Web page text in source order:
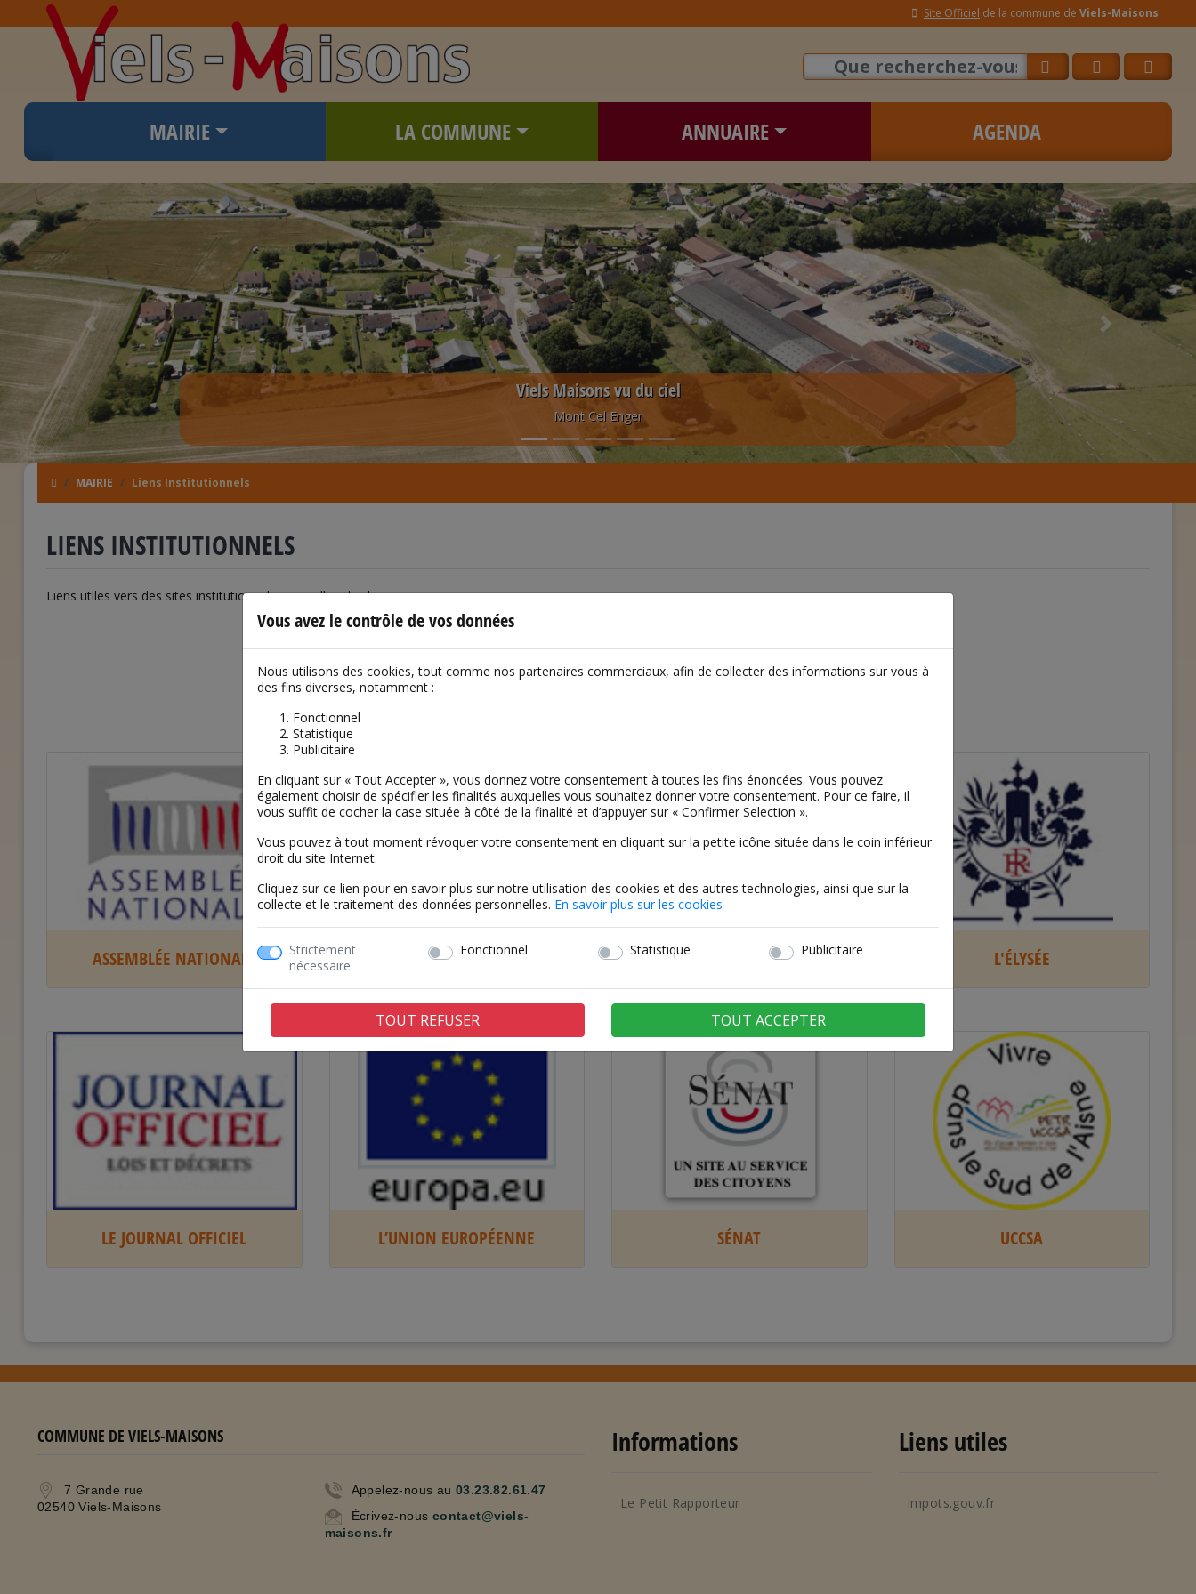
Vous avez le contrôle de vos données
Nous utilisons des cookies, tout comme nos partenaires commerciaux, afin de collecter des informations sur vous à
des fins diverses, notamment :
Fonctionnel
Statistique
Publicitaire
En cliquant sur « Tout Accepter », vous donnez votre consentement à toutes les fins énoncées. Vous pouvez
également choisir de spécifier les finalités auxquelles vous souhaitez donner votre consentement. Pour ce faire, il
vous suffit de cocher la case située à côté de la finalité et d’appuyer sur « Confirmer Selection ».
Vous pouvez à tout moment révoquer votre consentement en cliquant sur la petite icône située dans le coin inférieur
droit du site Internet.
Cliquez sur ce lien pour en savoir plus sur notre utilisation des cookies et des autres technologies, ainsi que sur la
collecte et le traitement des données personnelles. En savoir plus sur les cookies
Strictement
nécessaire
Fonctionnel Statistique Publicitaire
TOUT REFUSER TOUT ACCEPTER
Site Officiel de la commune de Viels-Maisons
MAIRIE LA COMMUNE ANNUAIRE AGENDA
Viels Maisons vu du ciel
Mont Cel Enger
Previous Next
MAIRIE Liens Institutionnels
LIENS INSTITUTIONNELS
Liens utiles vers des sites institutionnels pour aller plus loin...
ASSEMBLÉE NATIONALE
COMMUNAUTÉ DE COMMUNE
CONSEIL DÉPARTEMENTAL DE
L'ÉLYSÉE
LE JOURNAL OFFICIEL L’UNION EUROPÉENNE SÉNAT UCCSA
COMMUNE DE VIELS-MAISONS
7 Grande rue
02540 Viels-Maisons
Appelez-nous au 03.23.82.61.47
Écrivez-nous contact@viels-
maisons.fr
Informations
Le Petit Rapporteur
Liens utiles
impots.gouv.fr